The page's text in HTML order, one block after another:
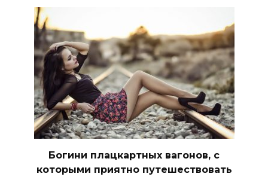
Богини плацкартных вагонов, с
которыми приятно путешествовать